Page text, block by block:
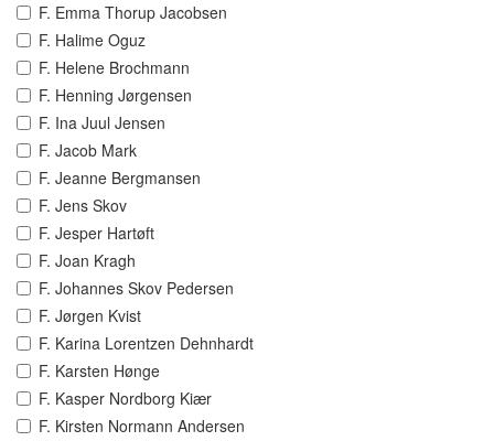
F. Emma Thorup Jacobsen
F. Halime Oguz
F. Helene Brochmann
F. Henning Jørgensen
F. Ina Juul Jensen
F. Jacob Mark
F. Jeanne Bergmansen
F. Jens Skov
F. Jesper Hartøft
F. Joan Kragh
F. Johannes Skov Pedersen
F. Jørgen Kvist
F. Karina Lorentzen Dehnhardt
F. Karsten Hønge
F. Kasper Nordborg Kiær
F. Kirsten Normann Andersen